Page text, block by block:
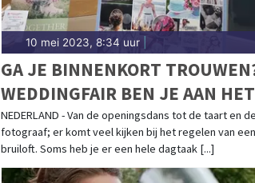
10 mei 2023, 8:34 uur|
GA JE BINNENKORT
WEDDINGFAIR BEN JE AAN HET
JUISTE ADRES!
NEDERLAND - Van de openingsdans tot de taart en de
fotograaf; er komt veel kijken bij het regelen van een
bruiloft. Soms heb je er een hele dagtaak [...]